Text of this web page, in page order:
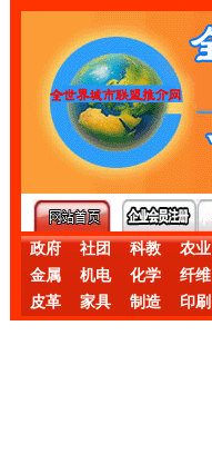
政府 社团 科教 农业
金属
机电 化学 纤维
皮革
家具 制造 印刷